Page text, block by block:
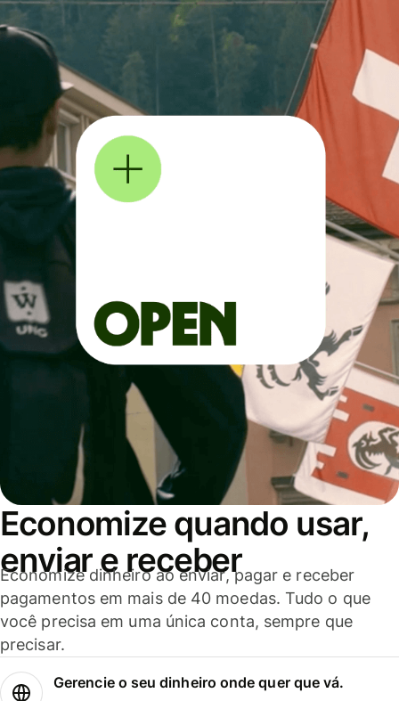
Economize quando usar,
enviar e receber
Economize dinheiro ao enviar, pagar e receber
pagamentos em mais de 40 moedas. Tudo o que
você precisa em uma única conta, sempre que
precisar.
Gerencie o seu dinheiro onde quer que vá.